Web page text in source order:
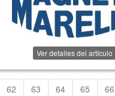
Ver detalles del artículo
62 63 64 65 66